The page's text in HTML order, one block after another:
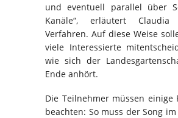
und eventuell parallel über
Kanäle“, erläutert
Verfahren. Auf diese Weise
viele Interessierte
wie sich der
Ende anhört.
Die Teilnehmer müssen einige
beachten: So muss der Song